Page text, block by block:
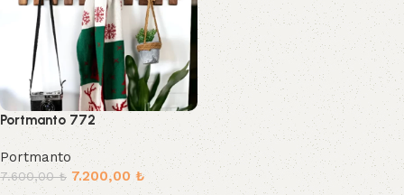
Portmanto 772
Portmanto
7.600,00₺ 7.200,00 ₺